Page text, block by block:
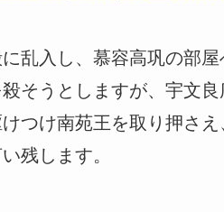
乱入し、慕容高巩の部
そうとしますが、宇文
つけ南苑王を取り押さ
残します。